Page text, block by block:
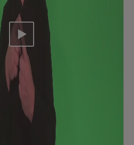
Video abspielen